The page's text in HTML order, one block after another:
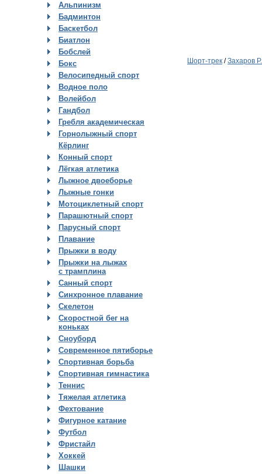
Альпинизм
Бадминтон
Баскетбол
Биатлон
Бобслей
Бокс
Велосипедный спорт
Водное поло
Волейбол
Гандбол
Гребля академическая
Горнолыжный спорт
Кёрлинг
Конный спорт
Лёгкая атлетика
Лыжное двоеборье
Лыжные гонки
Мотоциклетный спорт
Парашютный спорт
Парусный спорт
Плавание
Прыжки в воду
Прыжки на лыжах
с трамплина
Санный спорт
Синхронное плавание
Скелетон
Скоростной бег на
коньках
Сноуборд
Современное пятиборье
Спортивная борьба
Спортивная гимнастика
Теннис
Тяжелая атлетика
Фехтование
Фигурное катание
Футбол
Фристайл
Хоккей
Шашки
Шорт-трек /Захаров